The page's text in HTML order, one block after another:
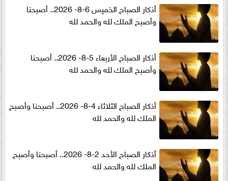
أذكار الصباح الخميس 6-8- 2026.. أصبحنا
وأصبح الملك لله والحمد لله
أذكار الصباح الأربعاء 5-8- 2026.. أصبحنا
وأصبح الملك لله والحمد لله
أذكار الصباح الثلاثاء 4-8- 2026.. أصبحنا وأصبح
الملك لله والحمد لله
أذكار الصباح الأحد 2-8- 2026.. أصبحنا وأصبح
الملك لله والحمد لله